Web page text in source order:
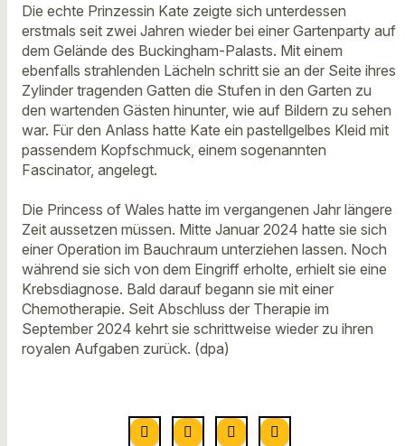
Die echte Prinzessin Kate zeigte sich unterdessen
erstmals seit zwei Jahren wieder bei einer Gartenparty auf
dem Gelände des Buckingham-Palasts. Mit einem
ebenfalls strahlenden Lächeln schritt sie an der Seite ihres
Zylinder tragenden Gatten die Stufen in den Garten zu
den wartenden Gästen hinunter, wie auf Bildern zu sehen
war. Für den Anlass hatte Kate ein pastellgelbes Kleid mit
passendem Kopfschmuck, einem sogenannten
Fascinator, angelegt.
Die Princess of Wales hatte im vergangenen Jahr längere
Zeit aussetzen müssen. Mitte Januar 2024 hatte sie sich
einer Operation im Bauchraum unterziehen lassen. Noch
während sie sich von dem Eingriff erholte, erhielt sie eine
Krebsdiagnose. Bald darauf begann sie mit einer
Chemotherapie. Seit Abschluss der Therapie im
September 2024 kehrt sie schrittweise wieder zu ihren
royalen Aufgaben zurück. (dpa)